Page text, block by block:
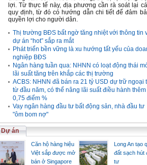
lợi. Từ thực tế này, địa phương cần rà soát lại
quy định, từ đó có hướng dẫn chi tiết để đảm
quyền lợi cho người dân.
Thị trường BĐS bất ngờ tăng nhiệt với thông tin
dự án “hot” sắp ra mắt
Phát triển bền vững là xu hướng tất yếu của
nghiệp BĐS
Ngân hàng tuần qua: NHNN có loạt động thái
lãi suất tăng trên khắp các thị trường
ACBS: NHNN đã bán ra 21 tỷ USD dự trữ ngoại
từ đầu năm, có thể nâng lãi suất điều hành thêm
0,75 điểm %
Vay ngân hàng đầu tư bất động sản, nhà đầu tư
"ôm bom nợ"
Dự án
Căn hộ hàng hiệu
Việt sắp được mở
bán ở Singapore
Long An tạo
đất sạch hút
tư